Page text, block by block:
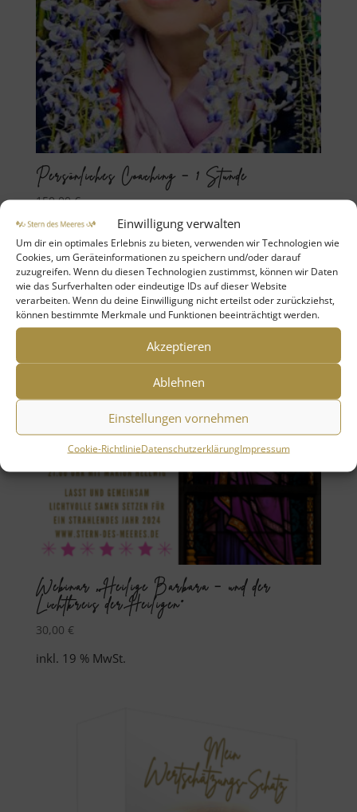
Einwilligung verwalten
Um dir ein optimales Erlebnis zu bieten, verwenden wir Technologien wie
Cookies, um Geräteinformationen zu speichern und/oder darauf
zuzugreifen. Wenn du diesen Technologien zustimmst, können wir Daten
wie das Surfverhalten oder eindeutige IDs auf dieser Website
verarbeiten. Wenn du deine Einwilligung nicht erteilst oder zurückziehst,
können bestimmte Merkmale und Funktionen beeinträchtigt werden.
Akzeptieren
Ablehnen
Einstellungen vornehmen
Cookie-RichtlinieDatenschutzerklärungImpressum
Persönliches Coaching – 1 Stunde
150,00€
inkl. 19 % MwSt.
Webinar „Heilige Barbara – und der
Lichtkreis der Heiligen“
30,00 €
inkl. 19 % MwSt.